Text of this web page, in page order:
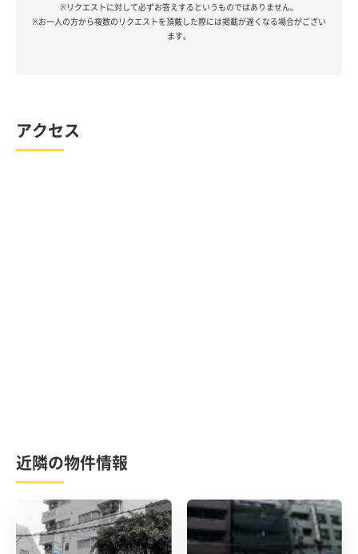
※リクエストに対して必ずお答えするというものではありません。
※お一人の方から複数のリクエストを頂戴した際には掲載が遅くなる場合がござい
ます。
アクセス
近隣の物件情報